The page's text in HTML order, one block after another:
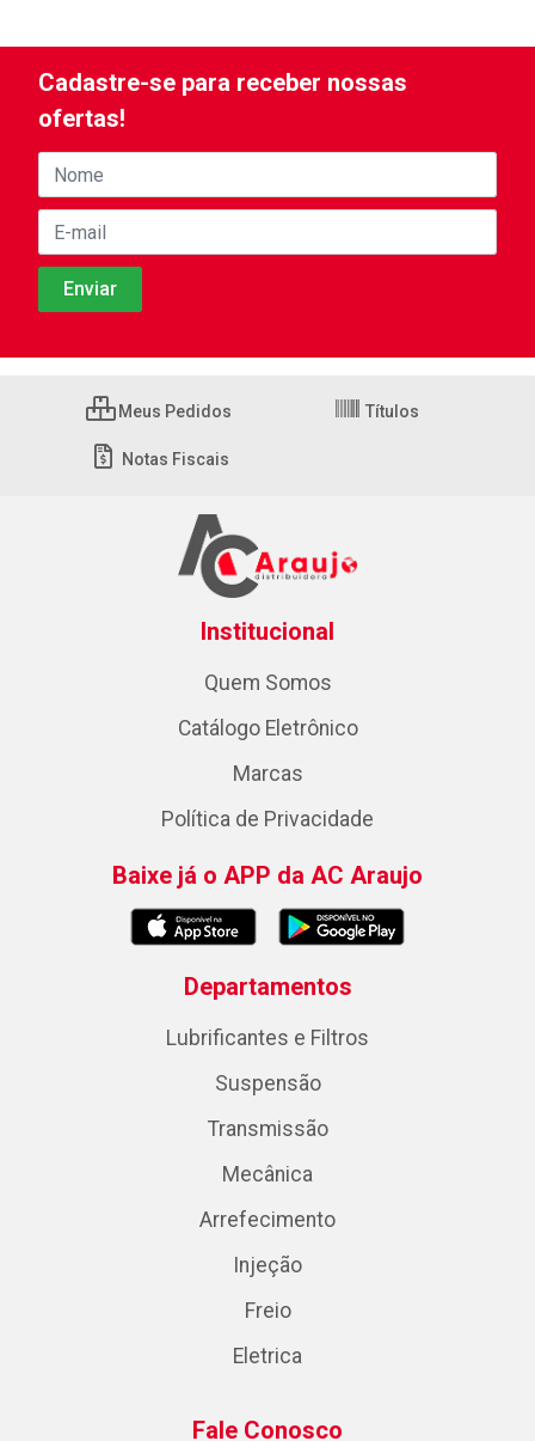
Cadastre-se para receber nossas
ofertas!
Meus Pedidos Títulos
Notas Fiscais
Institucional
Quem Somos
Catálogo Eletrônico
Marcas
Política de Privacidade
Baixe já o APP da AC Araujo
Departamentos
Lubrificantes e Filtros
Suspensão
Transmissão
Mecânica
Arrefecimento
Injeção
Freio
Eletrica
Fale Conosco